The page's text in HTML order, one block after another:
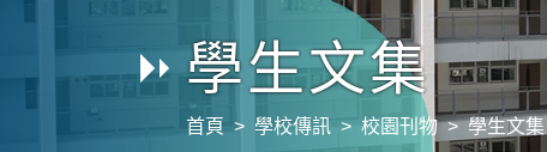
學生文集
首頁 學校傳訊 校園刊物 學生文集